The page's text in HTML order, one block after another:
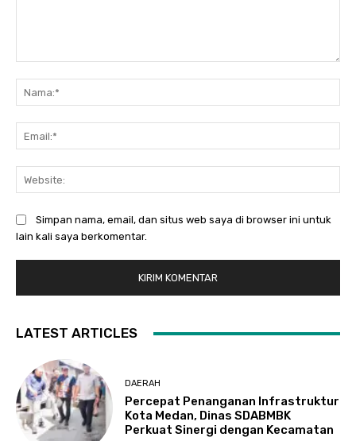
Simpan nama, email, dan situs web saya di browser ini untuk
lain kali saya berkomentar.
LATEST ARTICLES
DAERAH
Percepat Penanganan Infrastruktur
Kota Medan, Dinas SDABMBK
Perkuat Sinergi dengan Kecamatan